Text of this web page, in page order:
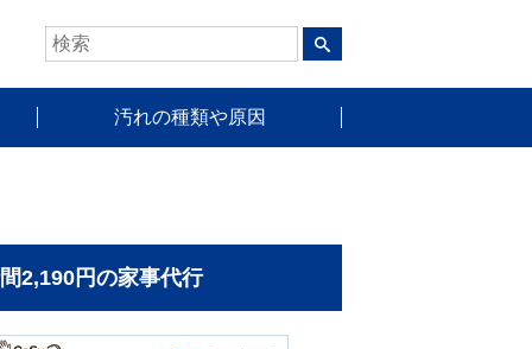
汚れの種類や原因
2,190円の家事代行